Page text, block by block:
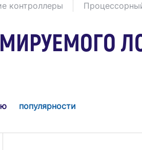
контроллеры
популярности